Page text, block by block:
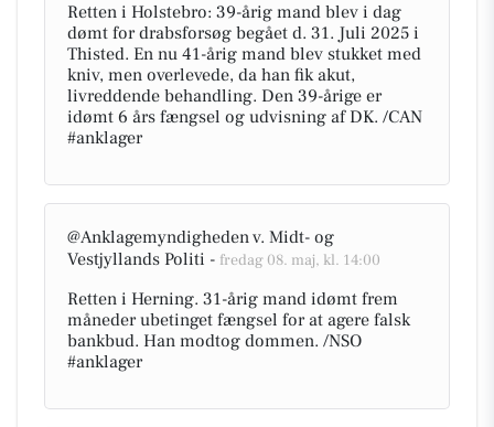
Retten i Holstebro: 39-årig mand blev i dag
dømt for drabsforsøg begået d. 31. Juli 2025 i
Thisted. En nu 41-årig mand blev stukket med
kniv, men overlevede, da han fik akut,
livreddende behandling. Den 39-årige er
idømt 6 års fængsel og udvisning af DK. /CAN
#anklager
@Anklagemyndigheden v. Midt- og
Vestjyllands Politi - fredag 08. maj, kl. 14:00
Retten i Herning. 31-årig mand idømt frem
måneder ubetinget fængsel for at agere falsk
bankbud. Han modtog dommen. /NSO
#anklager